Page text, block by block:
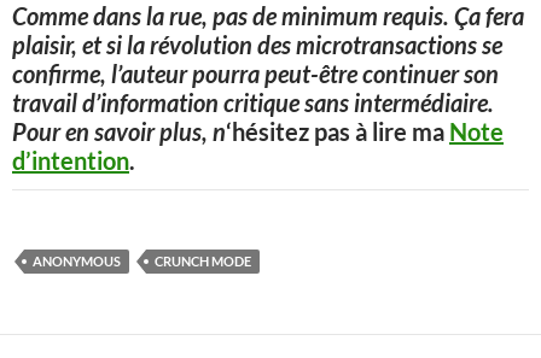
Comme dans la rue, pas de minimum requis. Ça fera
plaisir, et si la révolution des microtransactions se
confirme, l’auteur pourra peut-être continuer son
travail d’information critique sans intermédiaire.
Pour en savoir plus, n‘hésitez pas à lire ma Note
d’intention.
ANONYMOUS CRUNCH MODE